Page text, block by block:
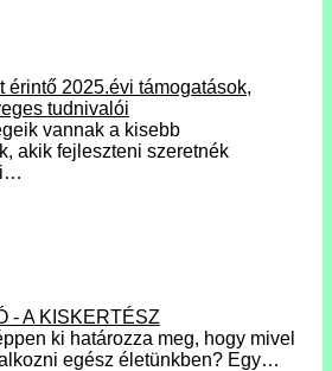
érintő 2025.évi támogatások,
tudnivalói
vannak a kisebb
akik fejleszteni szeretnék
- A KISKERTÉSZ
ki határozza meg, hogy mivel
egész életünkben? Egy…